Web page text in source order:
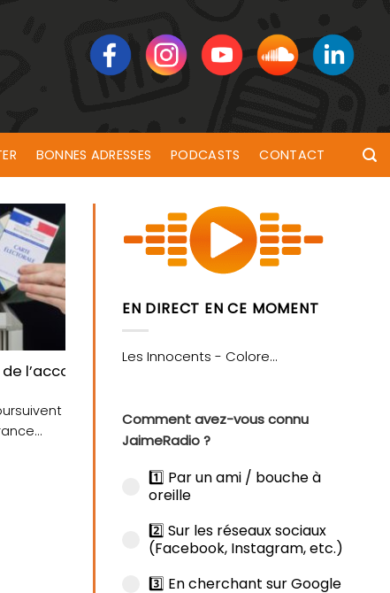
BONNES ADRESSES PODCASTS CONTACT
droite » avec Clémentine Autain
l’accord entre l’Union Populaire et Europe
EN DIRECT EN CE MOMENT
Comment avez-vous connu
JaimeRadio ?
1️⃣ Par un ami / bouche à
oreille
2️⃣ Sur les réseaux sociaux
(Facebook, Instagram, etc.)
3️⃣ En cherchant sur Google